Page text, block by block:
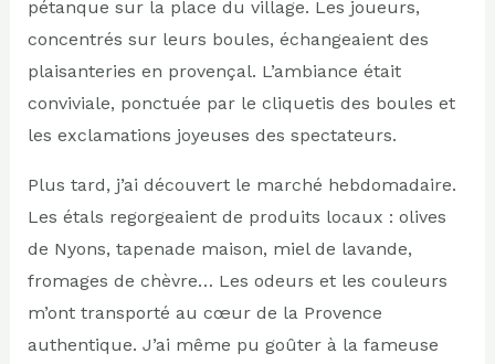
pétanque sur la place du village. Les joueurs,
concentrés sur leurs boules, échangeaient des
plaisanteries en provençal. L’ambiance était
conviviale, ponctuée par le cliquetis des boules et
les exclamations joyeuses des spectateurs.
Plus tard, j’ai découvert le marché hebdomadaire.
Les étals regorgeaient de produits locaux : olives
de Nyons, tapenade maison, miel de lavande,
fromages de chèvre… Les odeurs et les couleurs
m’ont transporté au cœur de la Provence
authentique. J’ai même pu goûter à la fameuse